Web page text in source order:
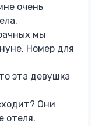
очень
мы
Номер для
эта девушка
Они
отеля.